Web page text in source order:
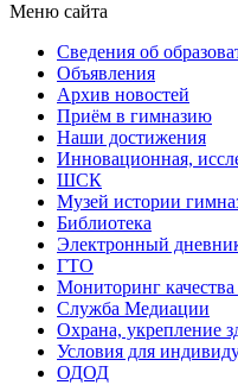
Меню сайта
Сведения об
Объявления
Архив новостей
Приём в гимназию
Наши достижения
Инновационная,
ШСК
Музей истории
Библиотека
Электронный
ГТО
Мониторинг качества
Служба Медиации
Охрана, укрепление
Условия для
ОДОД